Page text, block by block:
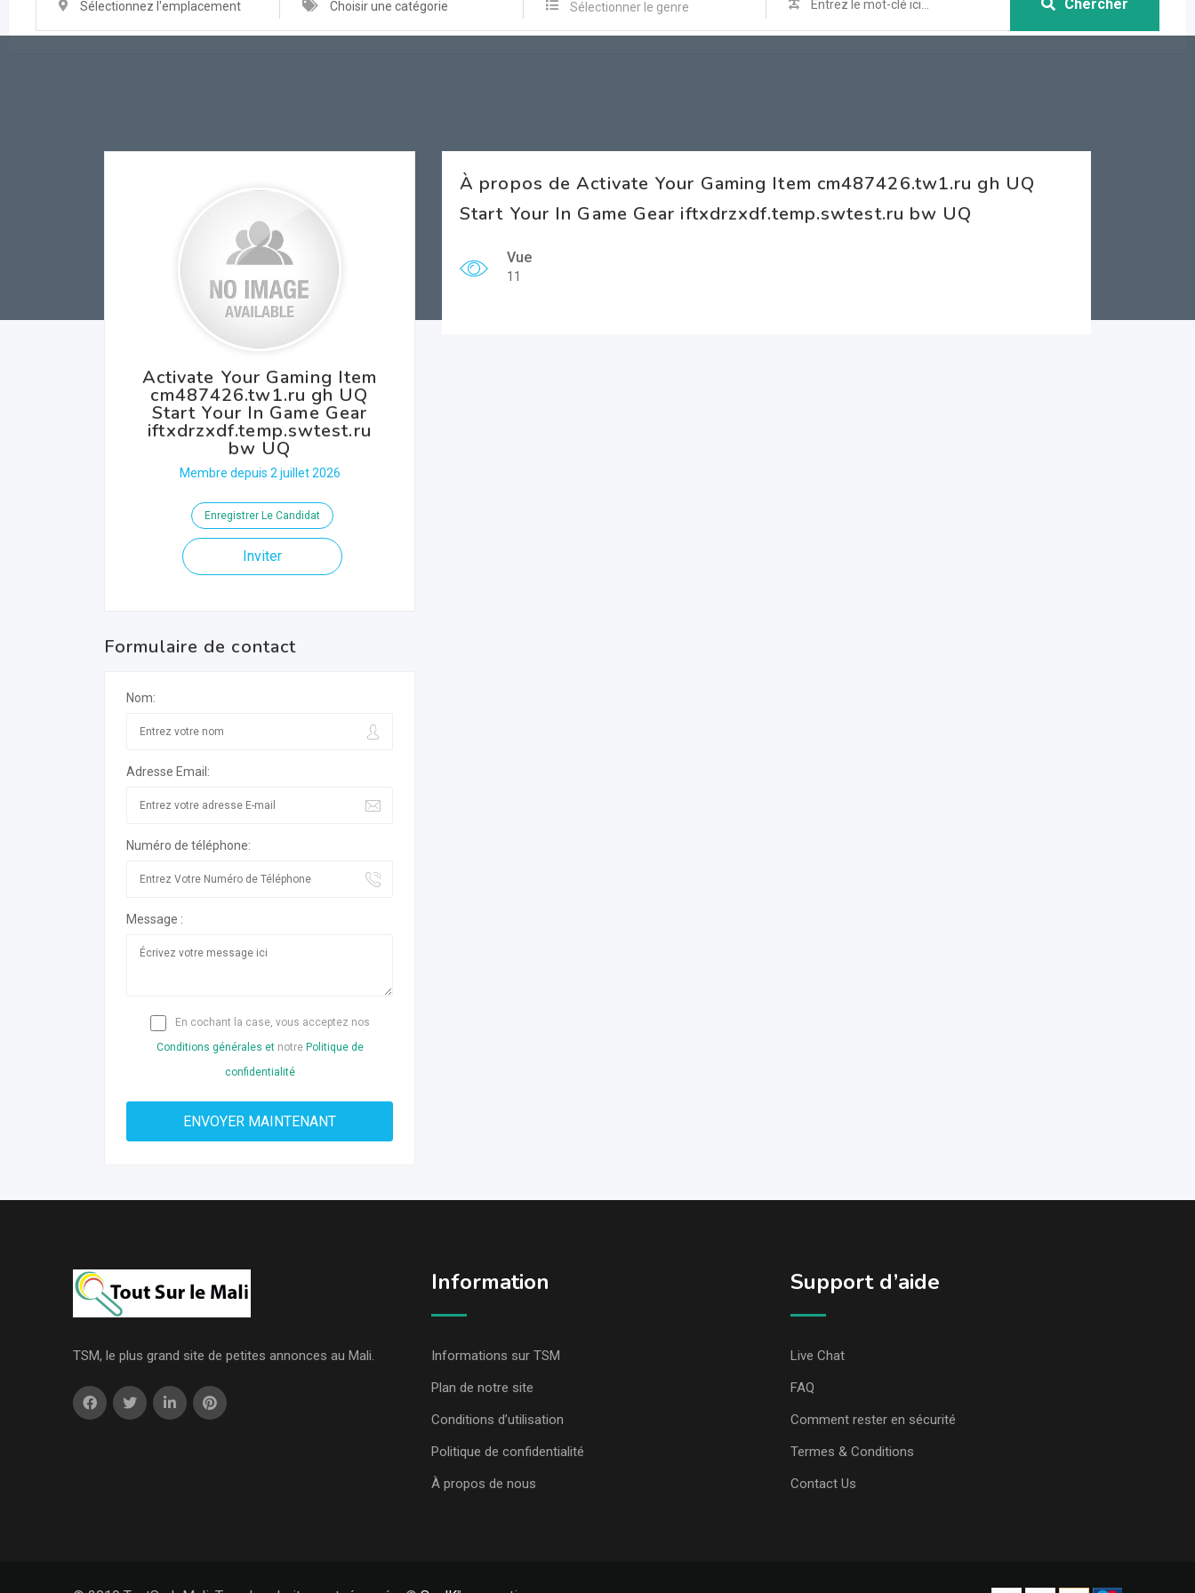
Sélectionnez l'emplacement Choisir une catégorie Sélectionner le genre Chercher
Activate Your Gaming Item
cm487426.tw1.ru gh UQ
Start Your In Game Gear
iftxdrzxdf.temp.swtest.ru
bw UQ
Membre depuis 2 juillet 2026
Enregistrer Le Candidat
Inviter
Formulaire de contact
Nom:
Adresse Email:
Numéro de téléphone:
Message :
En cochant la case, vous acceptez nos
Conditions générales etnotre Politique de
confidentialité
À propos de Activate Your Gaming Item cm487426.tw1.ru gh UQ
Start Your In Game Gear iftxdrzxdf.temp.swtest.ru bw UQ
Vue
11
TSM, le plus grand site de petites annonces au Mali.
Information
Informations sur TSM
Plan de notre site
Conditions d’utilisation
Politique de confidentialité
À propos de nous
Support d’aide
Live Chat
FAQ
Comment rester en sécurité
Termes & Conditions
Contact Us